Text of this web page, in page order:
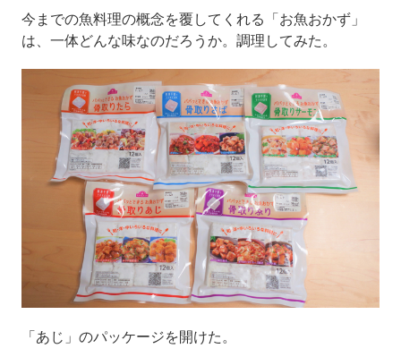
今までの魚料理の概念を覆してくれる「お魚おかず」
は、一体どんな味なのだろうか。調理してみた。
「あじ」のパッケージを開けた。